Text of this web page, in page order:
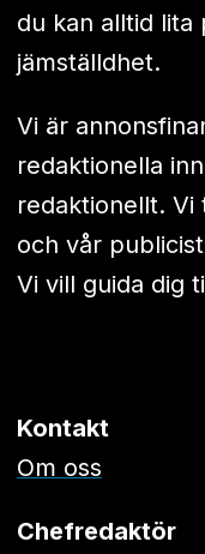
du kan alltid
jämställdhet.
Vi är
redaktionella
redaktionellt. Vi
och vår
Vi vill guida dig
Kontakt
Om oss
Chefredaktör